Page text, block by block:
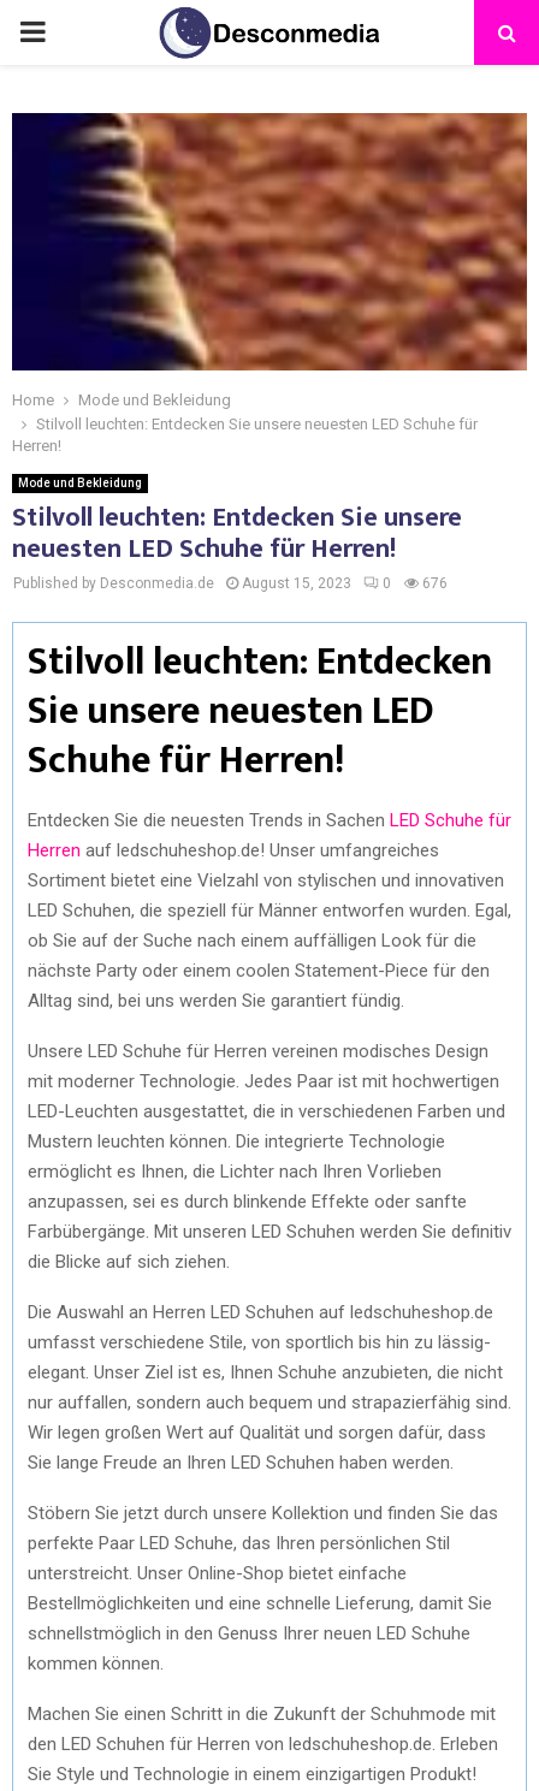
Home
Mode und Bekleidung
Stilvoll leuchten: Entdecken Sie unsere neuesten LED Schuhe für
Herren!
Mode und Bekleidung
Stilvoll leuchten: Entdecken Sie unsere
neuesten LED Schuhe für Herren!
Published by Desconmedia.de August 15, 2023 0 676
Stilvoll leuchten: Entdecken
Sie unsere neuesten LED
Schuhe für Herren!
Entdecken Sie die neuesten Trends in Sachen LED Schuhe für
Herren auf ledschuheshop.de! Unser umfangreiches
Sortiment bietet eine Vielzahl von stylischen und innovativen
LED Schuhen, die speziell für Männer entworfen wurden. Egal,
ob Sie auf der Suche nach einem auffälligen Look für die
nächste Party oder einem coolen Statement-Piece für den
Alltag sind, bei uns werden Sie garantiert fündig.
Unsere LED Schuhe für Herren vereinen modisches Design
mit moderner Technologie. Jedes Paar ist mit hochwertigen
LED-Leuchten ausgestattet, die in verschiedenen Farben und
Mustern leuchten können. Die integrierte Technologie
ermöglicht es Ihnen, die Lichter nach Ihren Vorlieben
anzupassen, sei es durch blinkende Effekte oder sanfte
Farbübergänge. Mit unseren LED Schuhen werden Sie definitiv
die Blicke auf sich ziehen.
Die Auswahl an Herren LED Schuhen auf ledschuheshop.de
umfasst verschiedene Stile, von sportlich bis hin zu lässig-
elegant. Unser Ziel ist es, Ihnen Schuhe anzubieten, die nicht
nur auffallen, sondern auch bequem und strapazierfähig sind.
Wir legen großen Wert auf Qualität und sorgen dafür, dass
Sie lange Freude an Ihren LED Schuhen haben werden.
Stöbern Sie jetzt durch unsere Kollektion und finden Sie das
perfekte Paar LED Schuhe, das Ihren persönlichen Stil
unterstreicht. Unser Online-Shop bietet einfache
Bestellmöglichkeiten und eine schnelle Lieferung, damit Sie
schnellstmöglich in den Genuss Ihrer neuen LED Schuhe
kommen können.
Machen Sie einen Schritt in die Zukunft der Schuhmode mit
den LED Schuhen für Herren von ledschuheshop.de. Erleben
Sie Style und Technologie in einem einzigartigen Produkt!